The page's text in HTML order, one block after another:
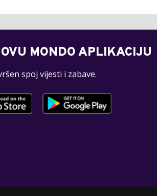
MONDO APLIKACIJU
spoj vijesti i zabave.